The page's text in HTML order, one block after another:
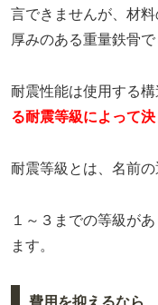
言できませんが、材
厚みのある重量鉄骨で
耐震性能は使用する構
る耐震等級によって
耐震等級とは、名前
１～３までの等級があ
ます。